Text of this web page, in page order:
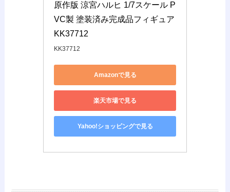
原作版 涼宮ハルヒ 1/7スケール P
VC製 塗装済み完成品フィギュア
KK37712
KK37712
Amazonで見る
楽天市場で見る
Yahoo!ショッピングで見る